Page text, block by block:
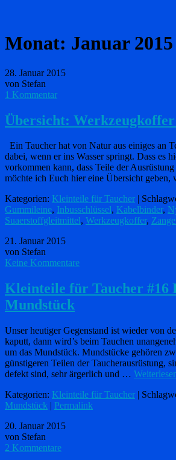
Monat: Januar 2015
28. Januar 2015
von Stefan
1 Kommentar
Übersicht:
Ein Taucher hat von Natur aus einiges an
dabei, wenn er ins Wasser springt. Dass es
vorkommen kann, dass Teile der
möchte ich Euch hier eine Übersicht
Kategorien: Kleinteile für Taucher |
Gummileine, Inbusschlüssel, Kabelbinder,
Suaerstoffgleitmittel, Werkzeugkoffer,
21. Januar 2015
von Stefan
Keine Kommentare
Kleinteile für Taucher #16
Mundstück
Unser heutiger Gegenstand ist wieder von
kaputt, dann wird’s beim Tauchen
um das Mundstück. Mundstücke gehören
günstigeren Teilen der Taucherausrüstung,
defekt sind, sehr ärgerlich und …
Kategorien: Kleinteile für Taucher |
Mundstück | Permalink
20. Januar 2015
von Stefan
2 Kommentare